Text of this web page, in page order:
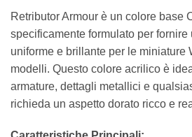
Retributor Armour è un colore base
specificamente formulato per fornire
uniforme e brillante per le miniature
modelli. Questo colore acrilico è
armature, dettagli metallici e
richieda un aspetto dorato ricco e